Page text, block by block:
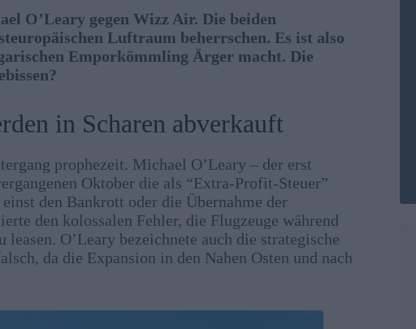
O’Leary gegen Wizz Air. Die beiden
Luftraum beherrschen. Es ist also
Emporkömmling Ärger macht. Die
in Scharen abverkauft
prophezeit. Michael O’Leary – der erst
Oktober die als “Extra-Profit-Steuer”
den Bankrott oder die Übernahme der
den kolossalen Fehler, die Flugzeuge während
O’Leary bezeichnete auch die strategische
da die Expansion in den Nahen Osten und nach